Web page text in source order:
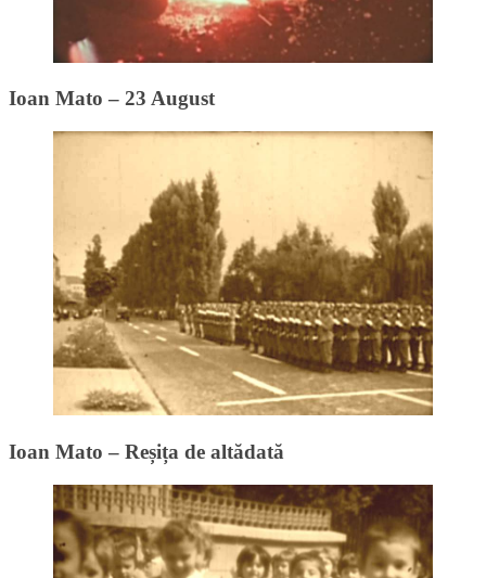
Ioan Mato – 23 August
Ioan Mato – Reșița de altădată